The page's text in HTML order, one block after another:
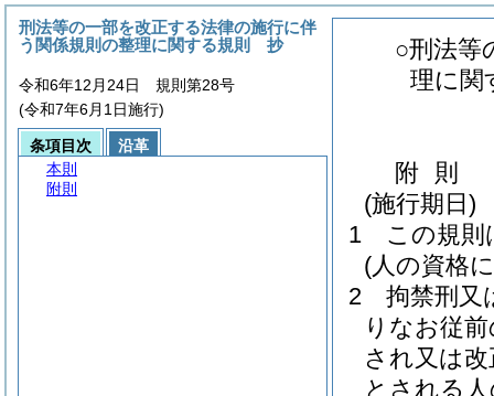
○刑法等
理に
附 則
(施行期日)
1
この規則
(人の資格
2
拘禁刑又
りなお従
され又は
とされる
刑法等の一部を改正する法律の施行に伴
う関係規則の整理に関する規則 抄
令和6年12月24日 規則第28号
(令和7年6月1日施行)
条項目次
沿革
本則
附則